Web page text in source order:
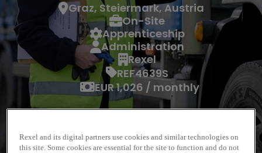
Graz, Steiermark, Austria
On-Site
Apprenticeship
Administration
Rexel
REF4639S
EUR 1,026 / monthly
Rexel and its digital partners use cookies and similar technologies on
this site. Some cookies are essential for the site to function and do not